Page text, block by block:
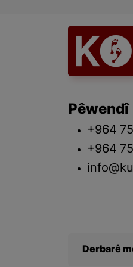
Pêwendî
+964
+964
Derbarê